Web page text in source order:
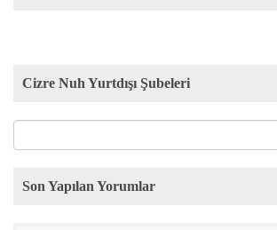
Cizre Nuh Yurtdışı Şubeleri
Son Yapılan Yorumlar